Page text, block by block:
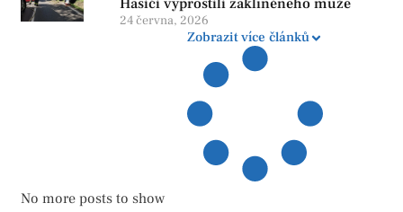
Hasiči vyprostili zaklíněného muže
24 června, 2026
Zobrazit více článků
No more posts to show